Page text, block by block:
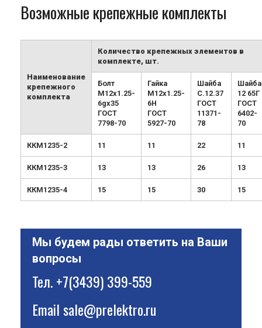
Возможные крепежные комплекты
Наименование
крепежного
комплекта
Количество крепежных элементов в
комплекте, шт.
Болт
М12х1.25-
6gx35
ГОСТ
7798-70
Гайка
М12х1.25-
6H
ГОСТ
5927-70
Шайба
С.12.37
ГОСТ
11371-
78
Шайба
12 65Г
ГОСТ
6402-
70
ККМ1235-2 11 11 22 11
ККМ1235-3 13 13 26 13
ККМ1235-4 15 15 30 15
Мы будем рады ответить на Ваши
вопросы
Тел.+7(3439) 399-559
Emailsale@prelektro.ru